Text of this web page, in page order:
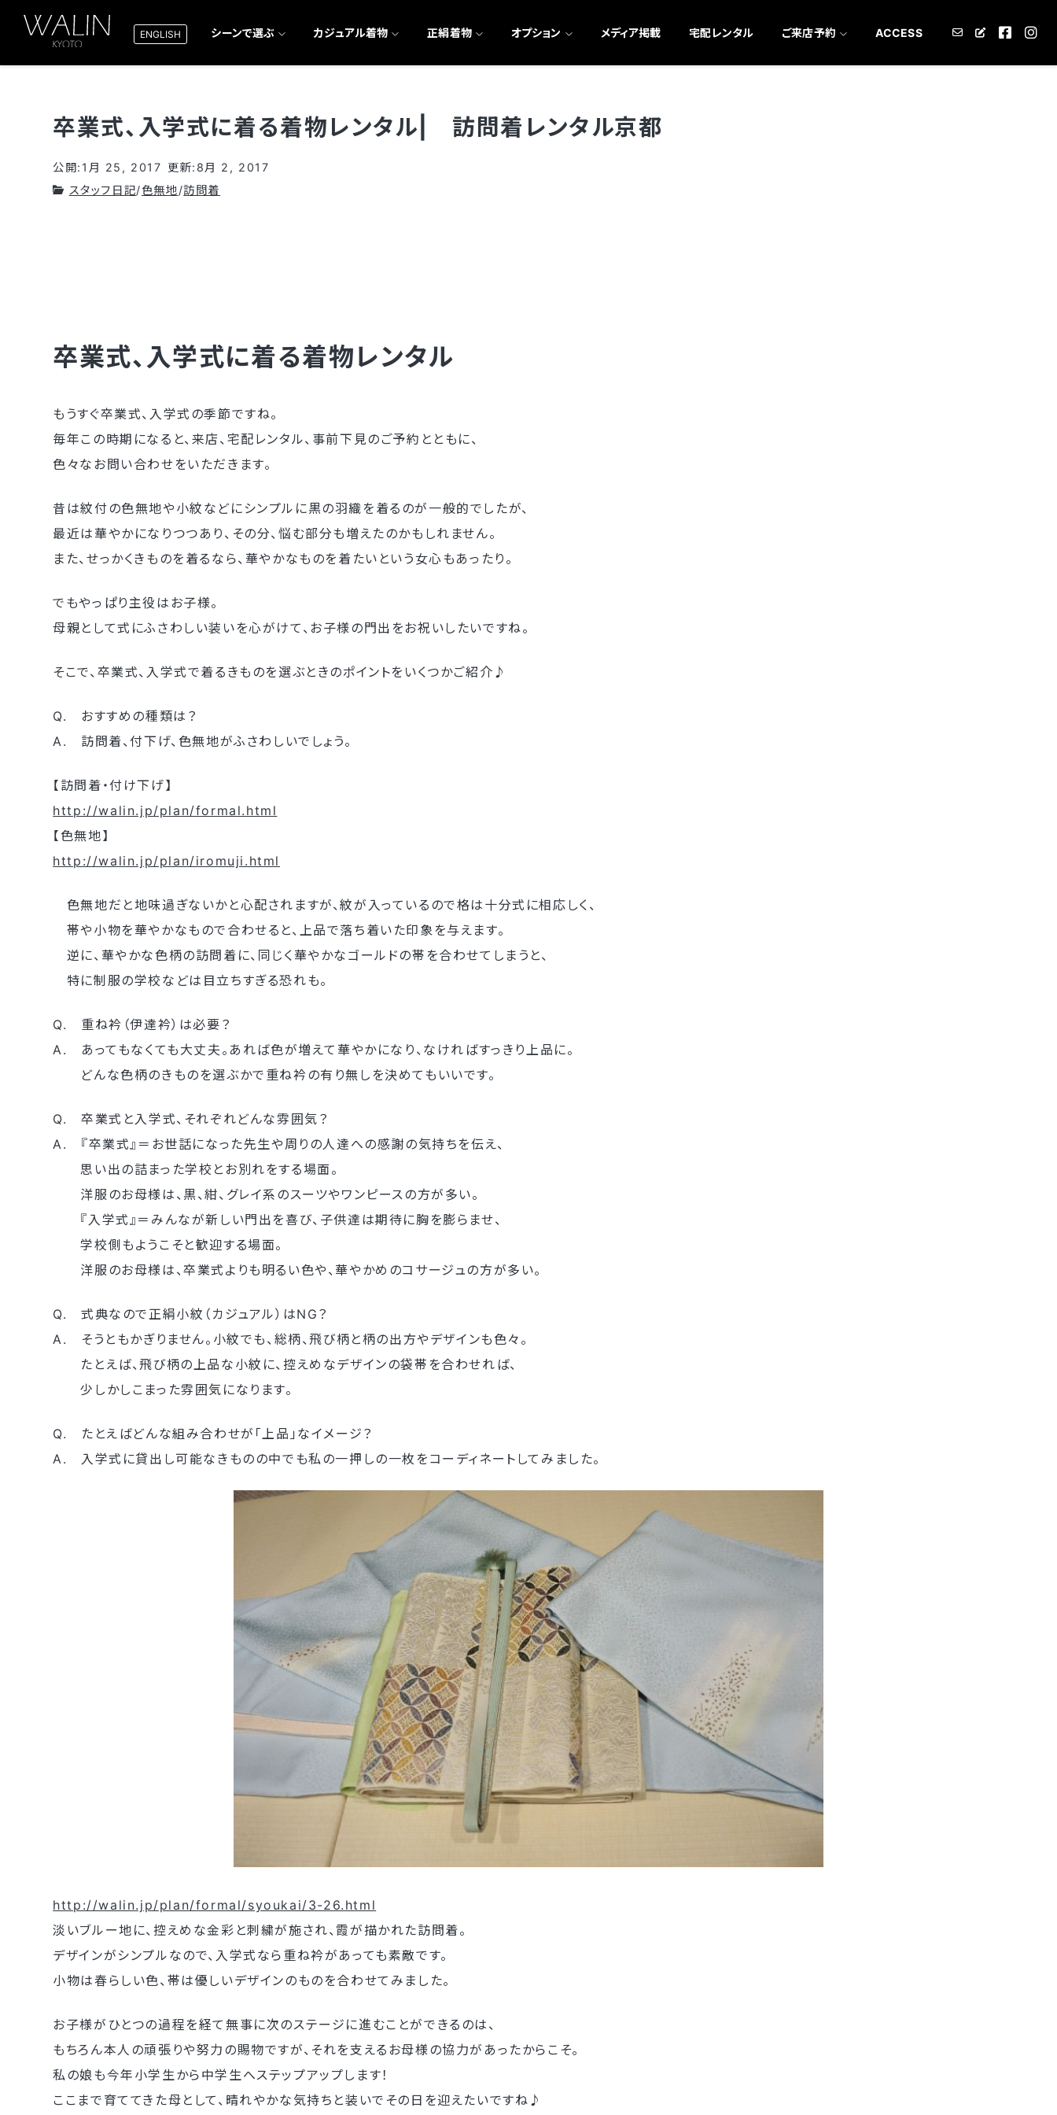
ENGLISH シーンで選ぶ カジュアル着物 正絹着物 オプション メディア掲載 宅配レンタル ご来店予約 ACCESS
卒業式、入学式に着る着物レンタル| 訪問着レンタル京都
公開:1月 25, 2017 更新:8月 2, 2017
スタッフ日記/色無地/訪問着
卒業式、入学式に着る着物レンタル
もうすぐ卒業式、入学式の季節ですね。
毎年この時期になると、来店、宅配レンタル、事前下見のご予約とともに、
色々なお問い合わせをいただきます。
昔は紋付の色無地や小紋などにシンプルに黒の羽織を着るのが一般的でしたが、
最近は華やかになりつつあり、その分、悩む部分も増えたのかもしれません。
また、せっかくきものを着るなら、華やかなものを着たいという女心もあったり。
でもやっぱり主役はお子様。
母親として式にふさわしい装いを心がけて、お子様の門出をお祝いしたいですね。
そこで、卒業式、入学式で着るきものを選ぶときのポイントをいくつかご紹介♪
Q. おすすめの種類は？
A. 訪問着、付下げ、色無地がふさわしいでしょう。
【訪問着・付け下げ】
http://walin.jp/plan/formal.html
【色無地】
http://walin.jp/plan/iromuji.html
色無地だと地味過ぎないかと心配されますが、紋が入っているので格は十分式に相応しく、
帯や小物を華やかなもので合わせると、上品で落ち着いた印象を与えます。
逆に、華やかな色柄の訪問着に、同じく華やかなゴールドの帯を合わせてしまうと、
特に制服の学校などは目立ちすぎる恐れも。
Q. 重ね衿（伊達衿）は必要？
A. あってもなくても大丈夫。あれば色が増えて華やかになり、なければすっきり上品に。
どんな色柄のきものを選ぶかで重ね衿の有り無しを決めてもいいです。
Q. 卒業式と入学式、それぞれどんな雰囲気？
A. 『卒業式』＝お世話になった先生や周りの人達への感謝の気持ちを伝え、
思い出の詰まった学校とお別れをする場面。
洋服のお母様は、黒、紺、グレイ系のスーツやワンピースの方が多い。
『入学式』＝みんなが新しい門出を喜び、子供達は期待に胸を膨らませ、
学校側もようこそと歓迎する場面。
洋服のお母様は、卒業式よりも明るい色や、華やかめのコサージュの方が多い。
Q. 式典なので正絹小紋（カジュアル）はNG？
A. そうともかぎりません。小紋でも、総柄、飛び柄と柄の出方やデザインも色々。
たとえば、飛び柄の上品な小紋に、控えめなデザインの袋帯を合わせれば、
少しかしこまった雰囲気になります。
Q. たとえばどんな組み合わせが「上品」なイメージ？
A. 入学式に貸出し可能なきものの中でも私の一押しの一枚をコーディネートしてみました。
http://walin.jp/plan/formal/syoukai/3-26.html
淡いブルー地に、控えめな金彩と刺繍が施され、霞が描かれた訪問着。
デザインがシンプルなので、入学式なら重ね衿があっても素敵です。
小物は春らしい色、帯は優しいデザインのものを合わせてみました。
お子様がひとつの過程を経て無事に次のステージに進むことができるのは、
もちろん本人の頑張りや努力の賜物ですが、それを支えるお母様の協力があったからこそ。
私の娘も今年小学生から中学生へステップアップします！
ここまで育ててきた母として、晴れやかな気持ちと装いでその日を迎えたいですね♪